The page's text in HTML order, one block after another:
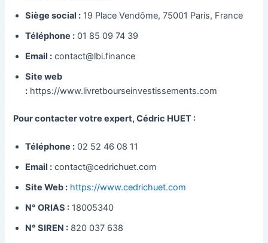
Siège social : 19 Place Vendôme, 75001 Paris, France
Téléphone : 01 85 09 74 39
Email : contact@lbi.finance
Site web
: https://www.livretbourseinvestissements.com
Pour contacter votre expert, Cédric HUET :
Téléphone : 02 52 46 08 11
Email : contact@cedrichuet.com
Site Web : https://www.cedrichuet.com
N° ORIAS : 18005340
N° SIREN : 820 037 638